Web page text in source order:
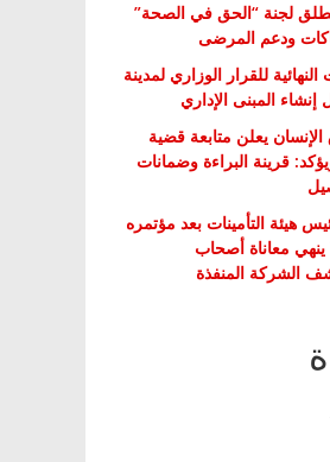
لجنة “الحق في الصحة”
ودعم المرضى
للقرار الوزاري لمدينة
إنشاء المبنى الإداري
يعلن متابعة قضية
قرينة البراءة وضمانات
هيئة التأمينات بعد مؤتمره
ينهي معاناة أصحاب
الشركة المنفذة